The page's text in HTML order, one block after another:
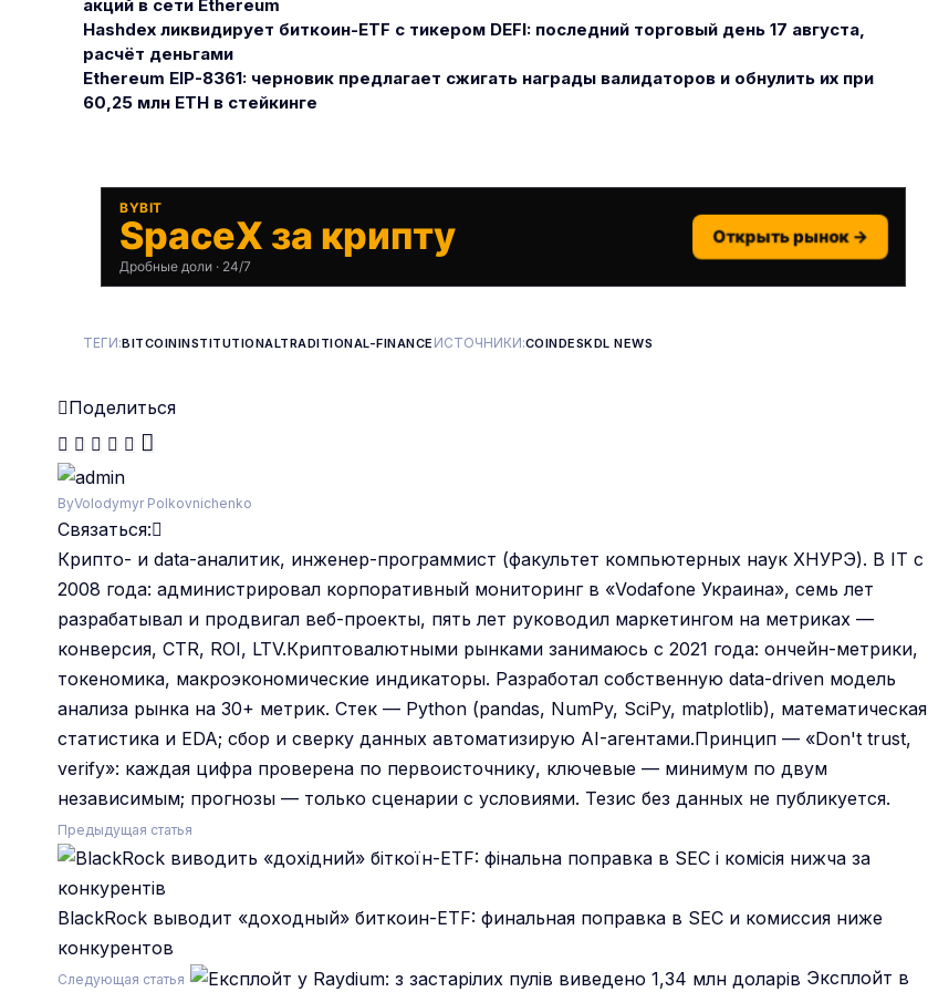
акций в сети Ethereum
Hashdex ликвидирует биткоин-ETF с тикером DEFI: последний торговый день 17 августа,
расчёт деньгами
Ethereum EIP-8361: черновик предлагает сжигать награды валидаторов и обнулить их при
60,25 млн ETH в стейкинге
BYBIT
SpaceX за крипту
Дробные доли · 24/7
Открыть рынок →
ТЕГИ:BITCOININSTITUTIONALTRADITIONAL-FINANCE ИСТОЧНИКИ:COINDESKDL NEWS
Поделиться
ByVolodymyr Polkovnichenko
Связаться:
Крипто- и data-аналитик, инженер-программист (факультет компьютерных наук ХНУРЭ). В IT с
2008 года: администрировал корпоративный мониторинг в «Vodafone Украина», семь лет
разрабатывал и продвигал веб-проекты, пять лет руководил маркетингом на метриках —
конверсия, CTR, ROI, LTV.Криптовалютными рынками занимаюсь с 2021 года: ончейн-метрики,
токеномика, макроэкономические индикаторы. Разработал собственную data-driven модель
анализа рынка на 30+ метрик. Стек — Python (pandas, NumPy, SciPy, matplotlib), математическая
статистика и EDA; сбор и сверку данных автоматизирую AI-агентами.Принцип — «Don't trust,
verify»: каждая цифра проверена по первоисточнику, ключевые — минимум по двум
независимым; прогнозы — только сценарии с условиями. Тезис без данных не публикуется.
Предыдущая статья
BlackRock выводит «доходный» биткоин-ETF: финальная поправка в SEC и комиссия ниже
конкурентов
Следующая статья Эксплойт в